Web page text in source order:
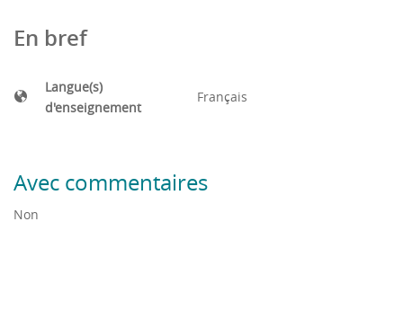
En bref
Langue(s)
d'enseignement
Français
Avec commentaires
Non